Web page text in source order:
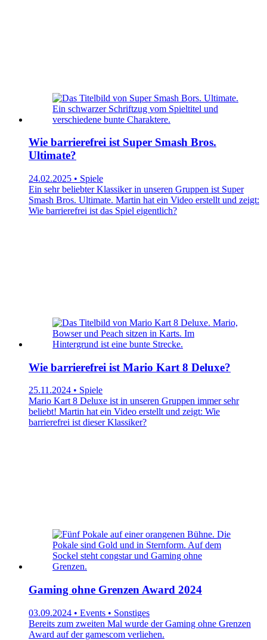
Wie barrierefrei ist Super Smash Bros.
Ultimate?
24.02.2025 • Spiele
Ein sehr beliebter Klassiker in unseren Gruppen ist Super
Smash Bros. Ultimate. Martin hat ein Video erstellt und zeigt:
Wie barrierefrei ist das Spiel eigentlich?
Wie barrierefrei ist Mario Kart 8 Deluxe?
25.11.2024 • Spiele
Mario Kart 8 Deluxe ist in unseren Gruppen immer sehr
beliebt! Martin hat ein Video erstellt und zeigt: Wie
barrierefrei ist dieser Klassiker?
Gaming ohne Grenzen Award 2024
03.09.2024 • Events • Sonstiges
Bereits zum zweiten Mal wurde der Gaming ohne Grenzen
Award auf der gamescom verliehen.